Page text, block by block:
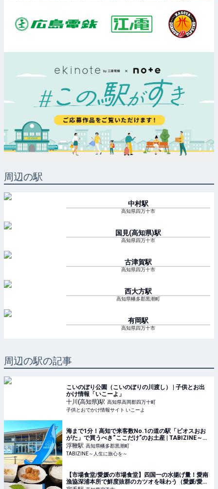
周辺の駅
中村駅
高知県四万十市
国見(高知県)駅
高知県四万十市
古津賀駅
高知県四万十市
西大方駅
高知県幡多郡黒潮町
有岡駅
高知県四万十市
周辺の駅の記事
こいのぼり公園（こいのぼりの川渡し） | 子供とお出
かけ情報「いこーよ」
十川(高知県)駅 高知県高岡郡四万十町
子供とおでかけ情報サイト いこーよ
海まで1分！高知で来客数No.1の道の駅「ビオスおお
がた」で買うべき“ここだけ”のお土産 | TABIZINE～人
生に旅心を～
浮鞭駅 高知県幡多郡黒潮町
TABIZINE～人生に旅心を～
【市場食堂/愛媛の市場食堂】四国一の水揚げ量！愛南
漁協深浦本所で鮮度抜群のカツオを味わう（愛媛/愛南